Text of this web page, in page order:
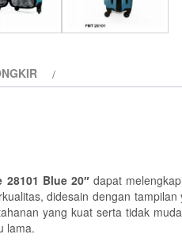
28101 Blue 20″ dapat
didesain dengan
yang kuat serta tidak
lama.